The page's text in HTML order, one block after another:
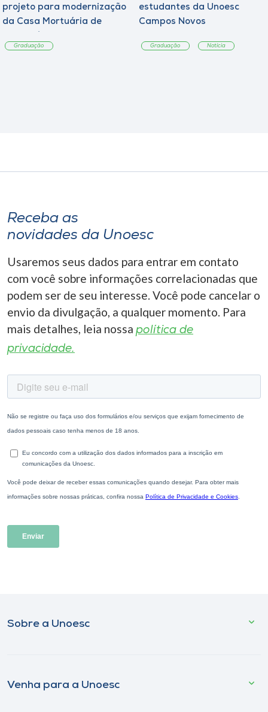
projeto para modernização
da Casa Mortuária de
Graduação
estudantes da Unoesc
Campos Novos
Graduação Notícia
Receba as
novidades da Unoesc
Usaremos seus dados para entrar em contato
com você sobre informações correlacionadas que
podem ser de seu interesse. Você pode cancelar o
envio da divulgação, a qualquer momento. Para
mais detalhes, leia nossa política de
privacidade.
Sobre a Unoesc
Venha para a Unoesc